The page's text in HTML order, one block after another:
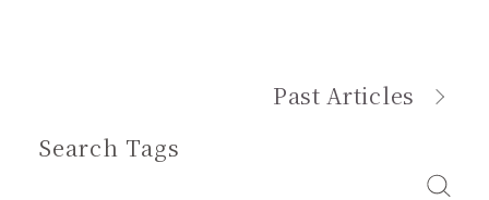
Past Articles
Search Tags